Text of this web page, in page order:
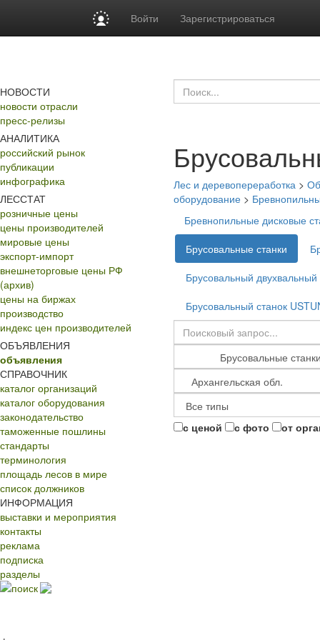
Войти Зарегистрироваться
НОВОСТИ
новости отрасли
пресс-релизы
АНАЛИТИКА
российский рынок
публикации
инфографика
ЛЕССТАТ
розничные цены
цены производителей
мировые цены
экспорт-импорт
внешнеторговые цены РФ
(архив)
цены на биржах
производство
индекс цен производителей
ОБЪЯВЛЕНИЯ
объявления
СПРАВОЧНИК
каталог организаций
каталог оборудования
законодательство
таможенные пошлины
стандарты
терминология
площадь лесов в мире
список должников
ИНФОРМАЦИЯ
выставки и мероприятия
контакты
реклама
подписка
разделы
поиск
Лес и деревопереработка >
оборудование >
Бревнопильные дисковые
Брусовальные станки
Брусовальный двухвальный
Брусовальный станок
с ценой с фото от